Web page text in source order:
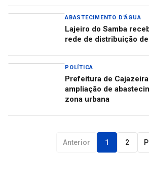
ABASTECIMENTO D'ÁGUA
Lajeiro do Samba
rede de distribuição
POLÍTICA
Prefeitura de
ampliação de
zona urbana
Anterior 1 2